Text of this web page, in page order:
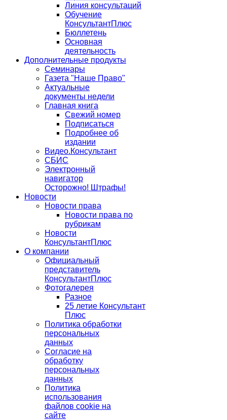
Линия консультаций
Обучение
КонсультантПлюс
Бюллетень
Основная
деятельность
Дополнительные продукты
Семинары
Газета "Наше Право"
Актуальные
документы недели
Главная книга
Свежий номер
Подписаться
Подробнее об
издании
Видео.Консультант
СБИС
Электронный
навигатор
Осторожно! Штрафы!
Новости
Новости права
Новости права по
рубрикам
Новости
КонсультантПлюс
О компании
Официальный
представитель
КонсультантПлюс
Фотогалерея
Разное
25 летие Консультант
Плюс
Политика обработки
персональных
данных
Согласие на
обработку
персональных
данных
Политика
использования
файлов cookie на
сайте